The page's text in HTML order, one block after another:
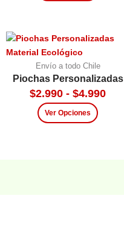
Envío a todo Chile
Piochas Personalizadas
$2.990 - $4.990
Ver Opciones